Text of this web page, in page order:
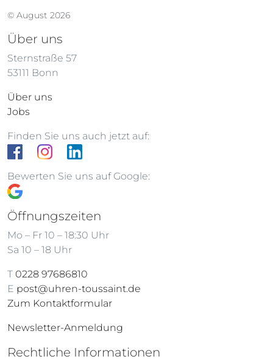
© August 2026
Über uns
Sternstraße 57
53111 Bonn
Über uns
Jobs
Finden Sie uns auch jetzt auf:
Bewerten Sie uns auf Google:
Öffnungszeiten
Mo – Fr 10 – 18:30 Uhr
Sa 10 – 18 Uhr
T 0228 97686810
E post@uhren-toussaint.de
Zum Kontaktformular
Newsletter-Anmeldung
Rechtliche Informationen